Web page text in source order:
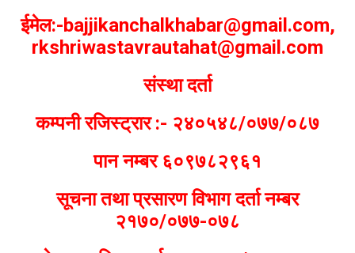
ईमेल:-bajjikanchalkhabar@gmail.com,
rkshriwastavrautahat@gmail.com
संस्था दर्ता
कम्पनी रजिस्ट्रार :- २४०५४८/०७७/०८७
पान नम्बर ६०९७८२९६१
सूचना तथा प्रसारण विभाग दर्ता नम्बर
२१७०/०७७-०७८